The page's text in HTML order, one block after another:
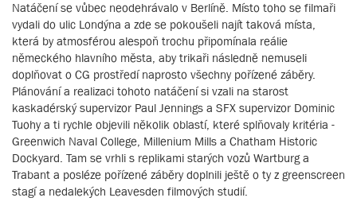
Natáčení se vůbec neodehrávalo v Berlíně. Místo toho se filmaři
vydali do ulic Londýna a zde se pokoušeli najít taková místa,
která by atmosférou alespoň trochu připomínala reálie
německého hlavního města, aby trikaři následně nemuseli
doplňovat o CG prostředí naprosto všechny pořízené záběry.
Plánování a realizaci tohoto natáčení si vzali na starost
kaskadérský supervizor Paul Jennings a SFX supervizor Dominic
Tuohy a ti rychle objevili několik oblastí, které splňovaly kritéria -
Greenwich Naval College, Millenium Mills a Chatham Historic
Dockyard. Tam se vrhli s replikami starých vozů Wartburg a
Trabant a posléze pořízené záběry doplnili ještě o ty z greenscreen
stagí a nedalekých Leavesden filmových studií.